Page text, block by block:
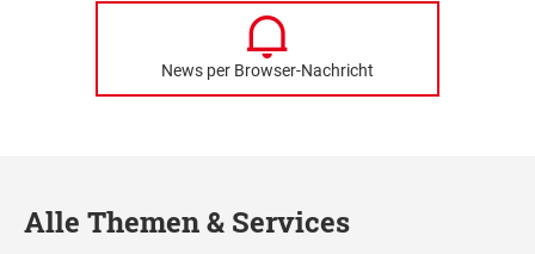
News per Browser-Nachricht
Alle Themen & Services